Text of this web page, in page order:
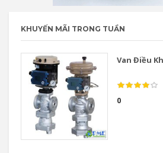
KHUYẾN MÃI TRONG TUẦN
Van Điều
0